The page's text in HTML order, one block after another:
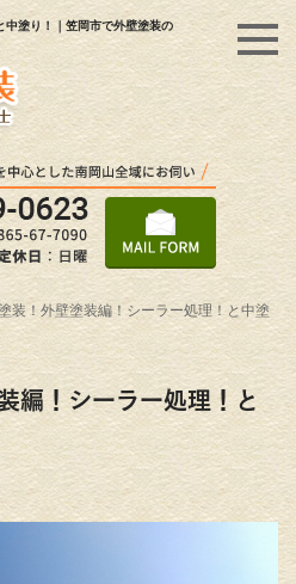
中塗り！｜笠岡市で外壁塗装の
装！外壁塗装編！シーラー処理！と中塗
編！シーラー処理！と